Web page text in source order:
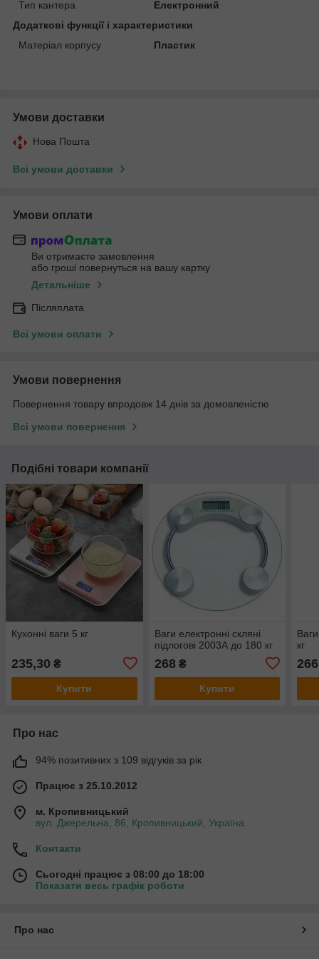
Тип кантера
Електронний
Додаткові функції і характеристики
Матеріал корпусу
Пластик
Умови доставки
Нова Пошта
Всі умови доставки
Умови оплати
Ви отримаєте замовлення
або гроші повернуться на вашу картку
Детальніше
Післяплата
Всі умови оплати
Умови повернення
Повернення товару впродовж 14 днів за домовленістю
Всі умови повернення
Подібні товари компанії
Кухонні ваги 5 кг
235,30 ₴
Купити
Ваги електронні скляні
підлогові 2003А до 180 кг
268₴
Купити
кг
Про нас
94% позитивних з 109 відгуків за рік
Працює з 25.10.2012
м. Кропивницький
вул. Джерельна, 86, Кропивницький, Україна
Контакти
Сьогодні працює з 08:00 до 18:00
Показати весь графік роботи
Про нас